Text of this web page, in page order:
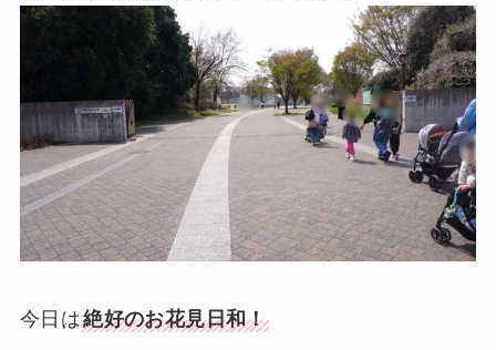
今日は絶好のお花見日和！